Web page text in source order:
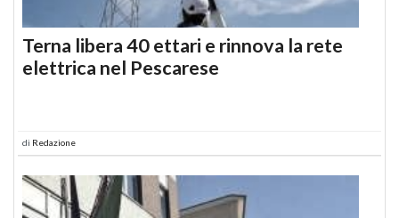
Terna libera 40 ettari e rinnova la rete
elettrica nel Pescarese
di Redazione